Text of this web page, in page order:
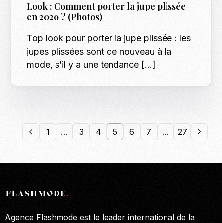
Look : Comment porter la jupe plissée
en 2020 ? (Photos)
Top look pour porter la jupe plissée : les
jupes plissées sont de nouveau à la
mode, s’il y a une tendance […]
1 … 3 4 5 6 7 … 27
Agence Flashmode est le leader international de la